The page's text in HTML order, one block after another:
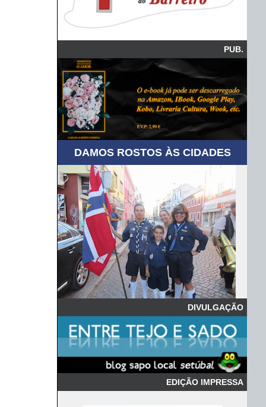
PUB.
DAMOS ROSTOS ÀS CIDADES
DIVULGAÇÃO
EDIÇÃO IMPRESSA